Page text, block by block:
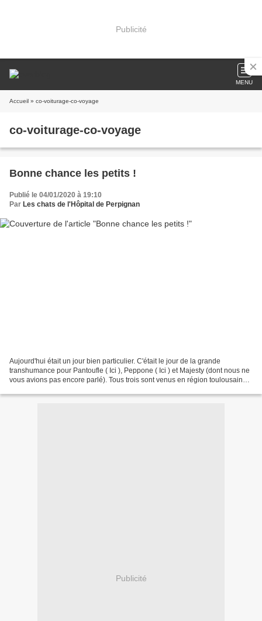
Publicité
MENU
Accueil » co-voiturage-co-voyage
co-voiturage-co-voyage
Bonne chance les petits !
Publié le 04/01/2020 à 19:10
Par Les chats de l'Hôpital de Perpignan
Aujourd'hui était un jour bien particulier. C'était le jour de la grande
transhumance pour Pantoufle ( Ici ), Peppone ( Ici ) et Majesty (dont nous ne
vous avions pas encore parlé). Tous trois sont venus en région toulousaine
Publicité